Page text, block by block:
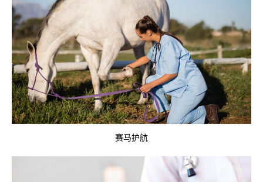
赛马护航